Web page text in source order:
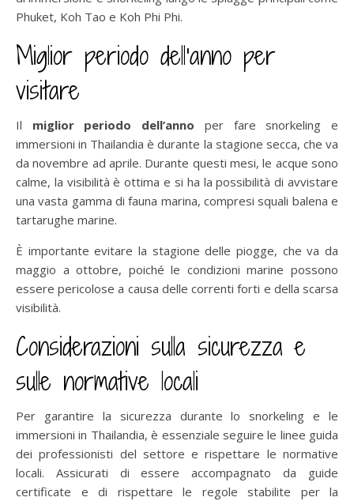
Phuket, Koh Tao e Koh Phi Phi.
Miglior periodo dell’anno per
visitare
Il miglior periodo dell’anno per fare snorkeling e
immersioni in Thailandia è durante la stagione secca, che va
da novembre ad aprile. Durante questi mesi, le acque sono
calme, la visibilità è ottima e si ha la possibilità di avvistare
una vasta gamma di fauna marina, compresi squali balena e
tartarughe marine.
È importante evitare la stagione delle piogge, che va da
maggio a ottobre, poiché le condizioni marine possono
essere pericolose a causa delle correnti forti e della scarsa
visibilità.
Considerazioni sulla sicurezza e
sulle normative locali
Per garantire la sicurezza durante lo snorkeling e le
immersioni in Thailandia, è essenziale seguire le linee guida
dei professionisti del settore e rispettare le normative
locali. Assicurati di essere accompagnato da guide
certificate e di rispettare le regole stabilite per la